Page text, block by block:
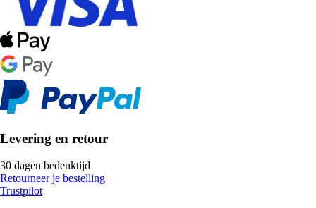
Levering en retour
30 dagen bedenktijd
Retourneer je bestelling
Trustpilot